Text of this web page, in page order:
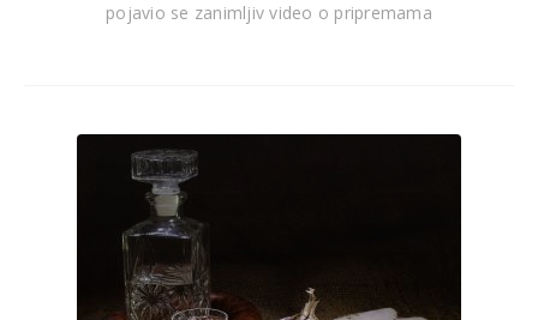
pojavio se zanimljiv video o pripremama